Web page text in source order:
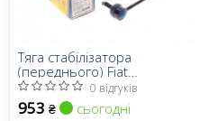
Тяга стабілізатора
(переднього) Fiat
Freemont/Hyundai IX35/Kia
Sportage 10-
0 відгуків
953 ₴ сьогодні